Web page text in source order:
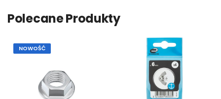
Polecane Produkty
NOWOŚĆ